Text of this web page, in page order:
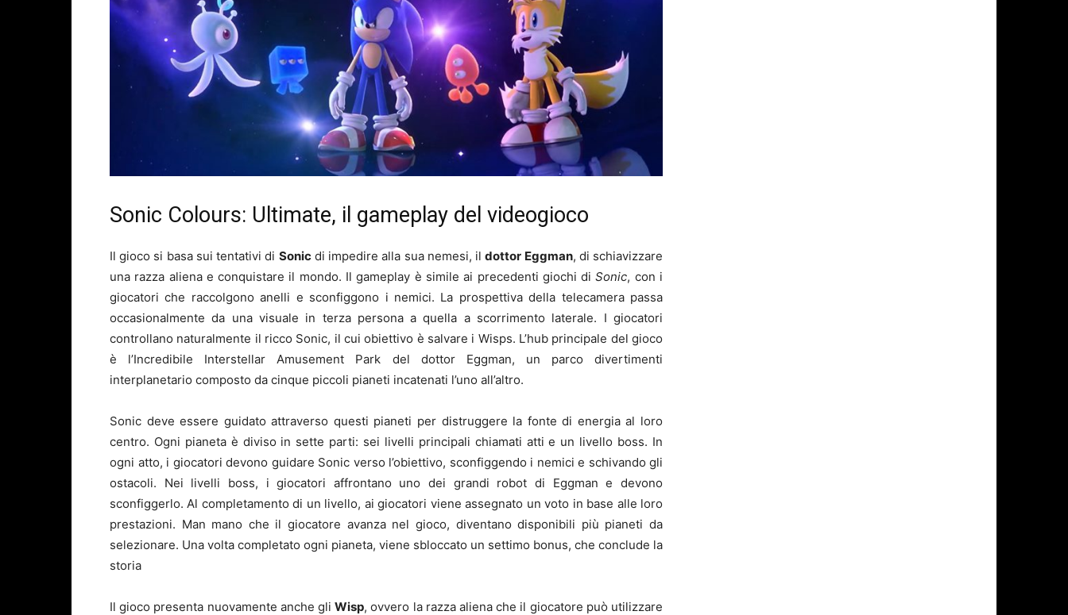
Sonic Colours: Ultimate, il gameplay del videogioco
Il gioco si basa sui tentativi di Sonicdi impedire alla sua nemesi, ildottor Eggman, di schiavizzare
una razza aliena e conquistare il mondo. Il gameplay è simile ai precedenti giochi diSonic, con i
giocatori che raccolgono anelli e sconfiggono i nemici. La prospettiva della telecamera passa
occasionalmente da una visuale in terza persona a quella a scorrimento laterale. I giocatori
controllano naturalmente il ricco Sonic, il cui obiettivo è salvare i Wisps. L’hub principale del gioco
è l’Incredibile Interstellar Amusement Park del dottor Eggman, un parco divertimenti
interplanetario composto da cinque piccoli pianeti incatenati l’uno all’altro.
Sonic deve essere guidato attraverso questi pianeti per distruggere la fonte di energia al loro
centro. Ogni pianeta è diviso in sette parti: sei livelli principali chiamati atti e un livello boss. In
ogni atto, i giocatori devono guidare Sonic verso l’obiettivo, sconfiggendo i nemici e schivando gli
ostacoli. Nei livelli boss, i giocatori affrontano uno dei grandi robot di Eggman e devono
sconfiggerlo. Al completamento di un livello, ai giocatori viene assegnato un voto in base alle loro
prestazioni. Man mano che il giocatore avanza nel gioco, diventano disponibili più pianeti da
selezionare. Una volta completato ogni pianeta, viene sbloccato un settimo bonus, che conclude la
storia
Il gioco presenta nuovamente anche gliWisp, ovvero la razza aliena che il giocatore può utilizzare